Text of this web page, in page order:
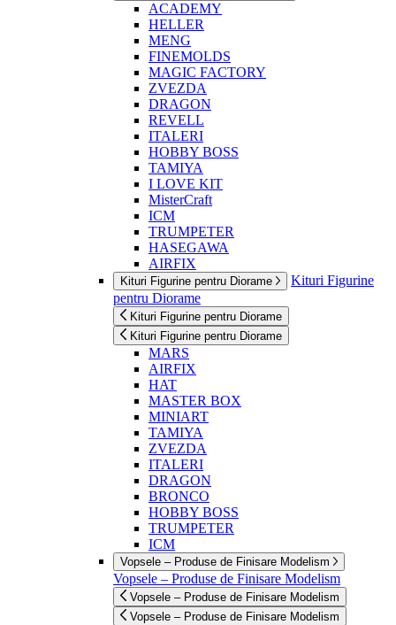
ACADEMY
HELLER
MENG
FINEMOLDS
MAGIC FACTORY
ZVEZDA
DRAGON
REVELL
ITALERI
HOBBY BOSS
TAMIYA
I LOVE KIT
MisterCraft
ICM
TRUMPETER
HASEGAWA
AIRFIX
Kituri Figurine pentru Diorame
Kituri Figurine
pentru Diorame
Kituri Figurine pentru Diorame
Kituri Figurine pentru Diorame
MARS
AIRFIX
HAT
MASTER BOX
MINIART
TAMIYA
ZVEZDA
ITALERI
DRAGON
BRONCO
HOBBY BOSS
TRUMPETER
ICM
Vopsele – Produse de Finisare Modelism
Vopsele – Produse de Finisare Modelism
Vopsele – Produse de Finisare Modelism
Vopsele – Produse de Finisare Modelism